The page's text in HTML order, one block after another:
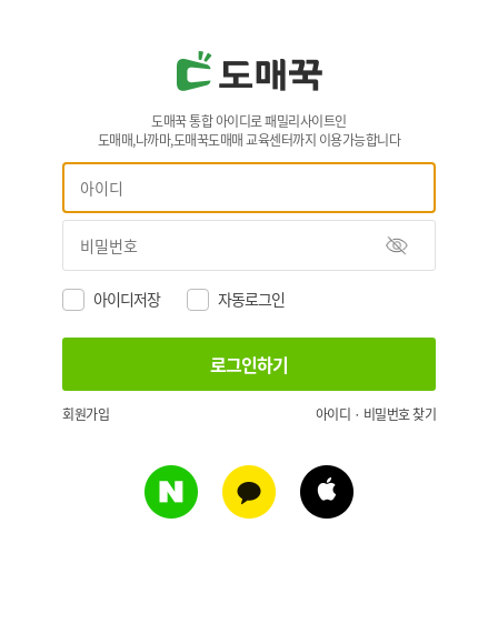
도매꾹 통합 아이디로 패밀리사이트인
도매매,나까마,도매꾹도매매 교육센터까지 이용가능합니다
아이디저장 자동로그인
회원가입 아이디 · 비밀번호 찾기